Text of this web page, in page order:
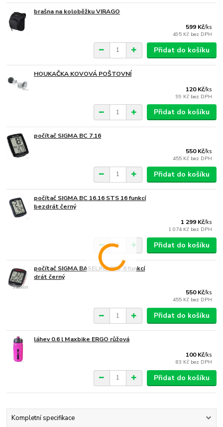
brašna na koloběžku VIRAGO
599 Kč/ks
495 Kč bez DPH
Přidat do košíku
HOUKAČKA KOVOVÁ POŠTOVNÍ
120 Kč/ks
99 Kč bez DPH
Přidat do košíku
počítač SIGMA BC 7.16
550 Kč/ks
455 Kč bez DPH
Přidat do košíku
počítač SIGMA BC 16.16 STS 16 funkcí
bezdrát černý
1 299 Kč/ks
1 074 Kč bez DPH
Přidat do košíku
počítač SIGMA BASELINE 800, 8 funkcí
drát černý
550 Kč/ks
455 Kč bez DPH
Přidat do košíku
láhev 0.6 l Maxbike ERGO růžová
100 Kč/ks
83 Kč bez DPH
Přidat do košíku
Kompletní specifikace